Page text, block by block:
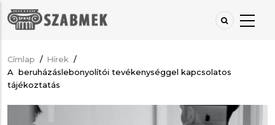
Ugrás
Morzsa
Címlap / Hírek /
A beruházáslebonyolítói tevékenységgel kapcsolatos
tájékoztatás